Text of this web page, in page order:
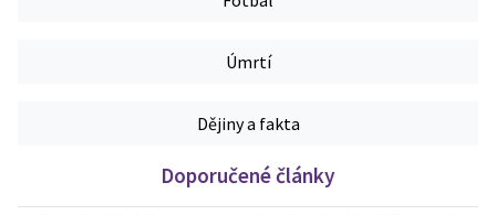
Úmrtí
Dějiny a fakta
Doporučené články